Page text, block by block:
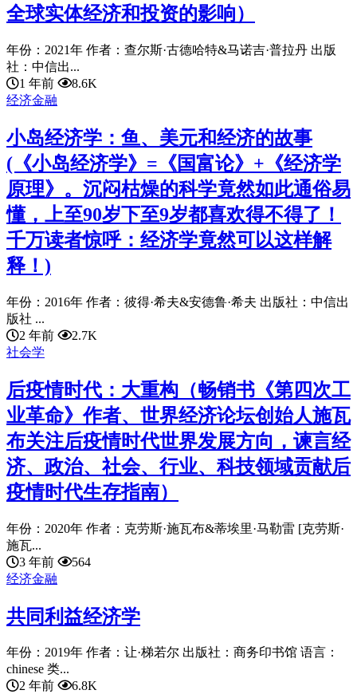
全球实体经济和投资的影响）
年份：2021年 作者：查尔斯·古德哈特&马诺吉·普拉丹 出版
社：中信出...
1 年前
8.6K
经济金融
小岛经济学：鱼、美元和经济的故事
(《小岛经济学》=《国富论》+《经济学
原理》。沉闷枯燥的科学竟然如此通俗易
懂，上至90岁下至9岁都喜欢得不得了！
千万读者惊呼：经济学竟然可以这样解
释！)
年份：2016年 作者：彼得·希夫&安德鲁·希夫 出版社：中信出
版社 ...
2 年前
2.7K
社会学
后疫情时代：大重构（畅销书《第四次工
业革命》作者、世界经济论坛创始人施瓦
布关注后疫情时代世界发展方向，谏言经
济、政治、社会、行业、科技领域贡献后
疫情时代生存指南）
年份：2020年 作者：克劳斯·施瓦布&蒂埃里·马勒雷 [克劳斯·
施瓦...
3 年前
564
经济金融
共同利益经济学
年份：2019年 作者：让·梯若尔 出版社：商务印书馆 语言：
chinese 类...
2 年前
6.8K